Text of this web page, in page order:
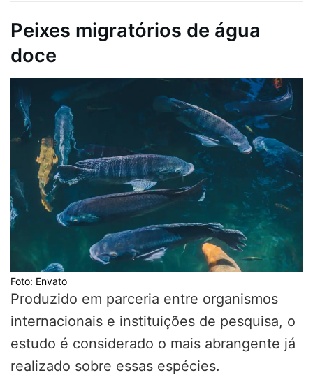
Peixes migratórios de água
doce
Foto: Envato
Produzido em parceria entre organismos
internacionais e instituições de pesquisa, o
estudo é considerado o mais abrangente já
realizado sobre essas espécies.